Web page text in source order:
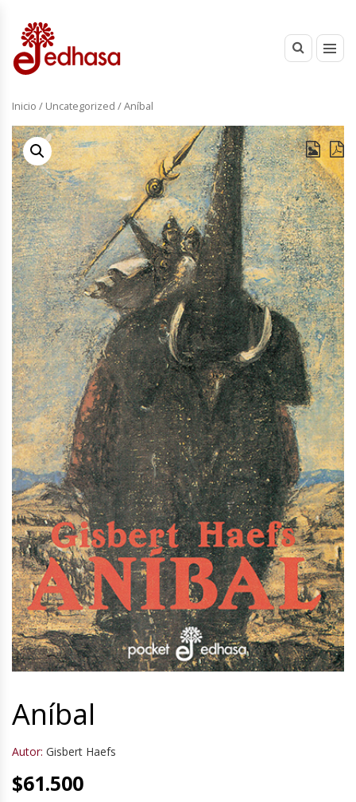
Inicio / Uncategorized / Aníbal
Aníbal
Autor: Gisbert Haefs
$61.500